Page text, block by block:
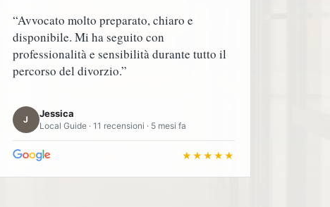
“Avvocato molto preparato, chiaro e
disponibile. Mi ha seguito con
professionalità e sensibilità durante tutto il
percorso del divorzio.”
J
Jessica
Local Guide · 11 recensioni · 5 mesi fa
★★★★★